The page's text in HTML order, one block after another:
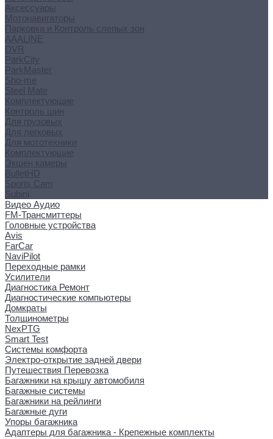
Аксессуары
Мотонавигаторы
Парковка и Контроль слепых зон
AAALINE
DVR
ParkCity
ParkMaster
Sho-me
Steel Mate
Комплектующие
Контроль шин
Для грузовых
Для легковых
Для мототехники
Комплектующие
Экшен камеры
BulletHD
Sports Cam
Subini
Видео Аудио
FM-Трансмиттеры
Головные устройства
Avis
FarCar
NaviPilot
Переходные рамки
Усилители
Диагностика Ремонт
Диагностические компьютеры
Домкраты
Толщинометры
NexPTG
Smart Test
Системы комфорта
Электро-открытие задней двери
Путешествия Перевозка
Багажники на крышу автомобиля
Багажные системы
Багажники на рейлинги
Багажные дуги
Упоры багажника
Адаптеры для багажника - Крепежные комплекты